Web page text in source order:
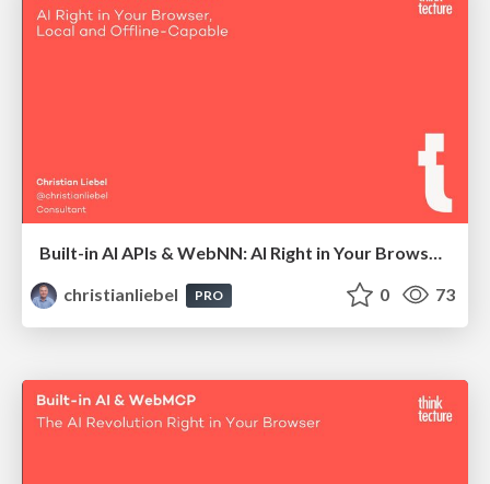
Built-in AI APIs & WebNN: AI Right in Your Browser, Local and Offline-Capable
christianliebel
PRO 0 73